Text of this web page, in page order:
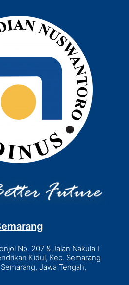
No. 207 & Jalan Nakula I
Kidul, Kec. Semarang
Jawa Tengah,